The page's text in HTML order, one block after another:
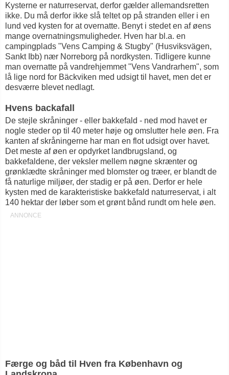
Kysterne er naturreservat, derfor gælder allemandsretten
ikke. Du må derfor ikke slå teltet op på stranden eller i en
lund ved kysten for at overnatte. Benyt i stedet en af øens
mange overnatningsmuligheder. Hven har bl.a. en
campingplads "Vens Camping & Stugby" (Husviksvägen,
Sankt Ibb) nær Norreborg på nordkysten. Tidligere kunne
man overnatte på vandrehjemmet "Vens Vandrarhem", som
lå lige nord for Bäckviken med udsigt til havet, men det er
desværre blevet nedlagt.
Hvens backafall
De stejle skråninger - eller bakkefald - ned mod havet er
nogle steder op til 40 meter høje og omslutter hele øen. Fra
kanten af skråningerne har man en flot udsigt over havet.
Det meste af øen er opdyrket landbrugsland, og
bakkefaldene, der veksler mellem nøgne skrænter og
grønklædte skråninger med blomster og træer, er blandt de
få naturlige miljøer, der stadig er på øen. Derfor er hele
kysten med de karakteristiske bakkefald naturreservat, i alt
140 hektar der løber som et grønt bånd rundt om hele øen.
Færge og båd til Hven fra København og